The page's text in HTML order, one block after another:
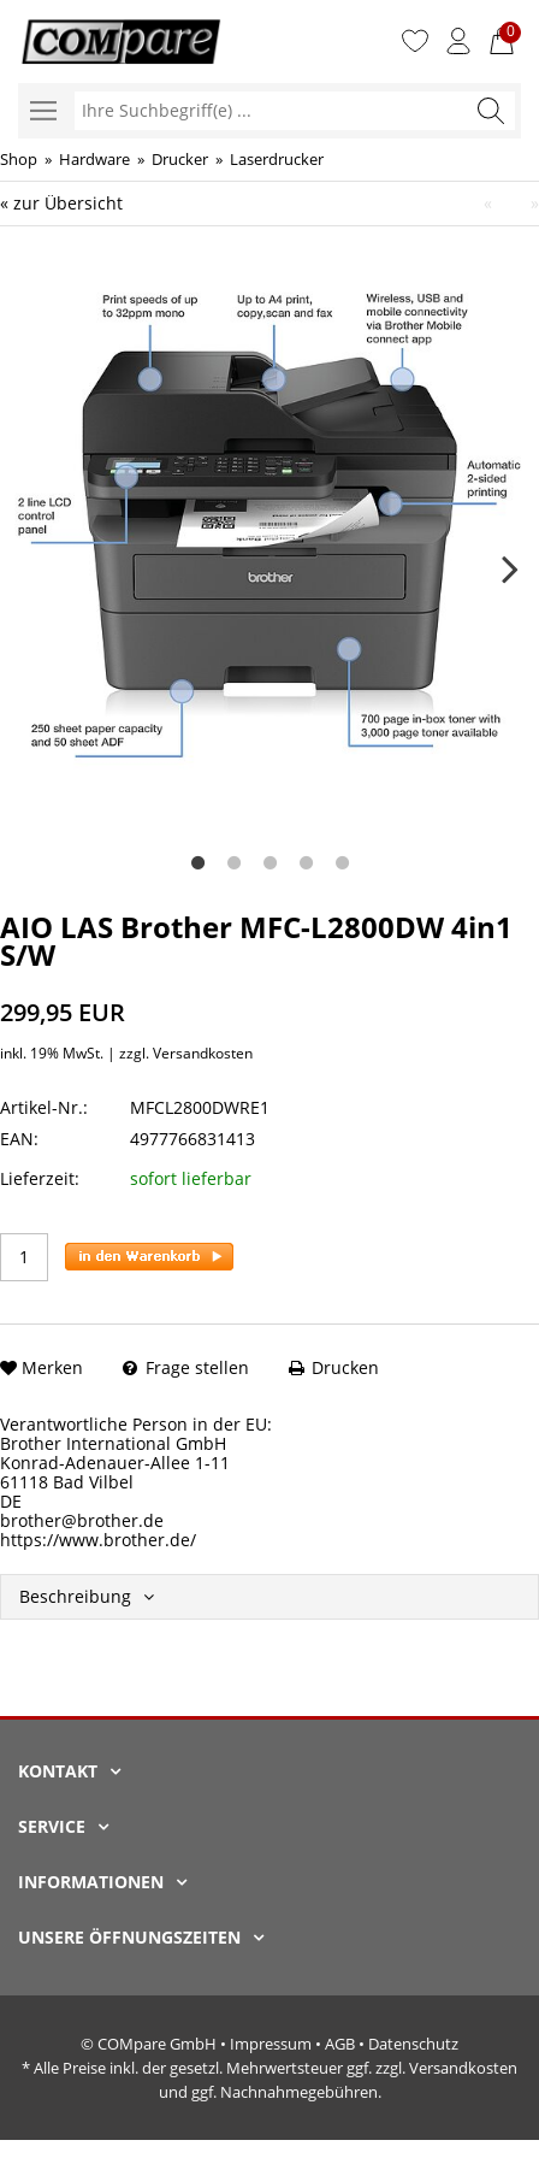
0
Ihre
Shop » Hardware » Drucker » Laserdrucker
« zur Übersicht « »
AIO LAS Brother MFC-L2800DW 4in1
S/W
299,95 EUR
inkl. 19% MwSt. | zzgl. Versandkosten
Artikel-Nr.:
MFCL2800DWRE1
EAN:
4977766831413
Lieferzeit:
sofort lieferbar
Merken Frage stellen Drucken
Verantwortliche Person in der EU:
Brother International GmbH
Konrad-Adenauer-Allee 1-11
61118 Bad Vilbel
DE
brother@brother.de
https://www.brother.de/
Beschreibung
KONTAKT
SERVICE
INFORMATIONEN
UNSERE ÖFFNUNGSZEITEN
© COMpare GmbH • Impressum • AGB • Datenschutz
* Alle Preise inkl. der gesetzl. Mehrwertsteuer ggf. zzgl. Versandkosten
und ggf. Nachnahmegebühren.